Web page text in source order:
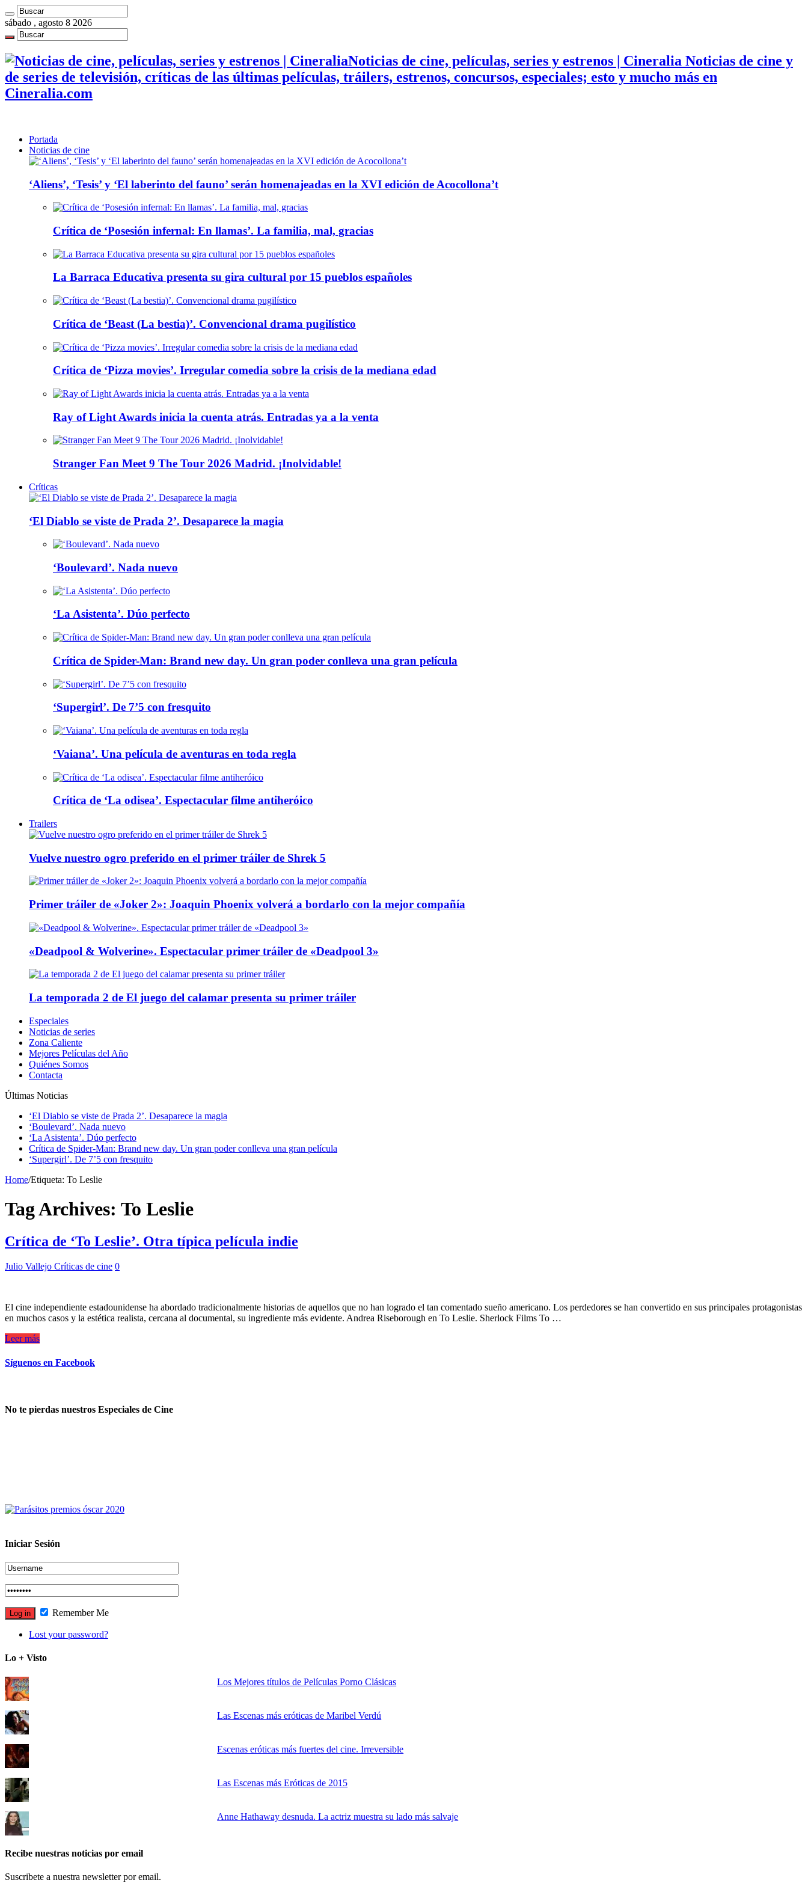
sábado , agosto 8 2026
Noticias de cine, películas, series y estrenos | Cineralia Noticias de cine y
de series de televisión, críticas de las últimas películas, tráilers, estrenos, concursos, especiales; esto y mucho más en
Cineralia.com
Portada
Noticias de cine
‘Aliens’, ‘Tesis’ y ‘El laberinto del fauno’ serán homenajeadas en la XVI edición de Acocollona’t
Crítica de ‘Posesión infernal: En llamas’. La familia, mal, gracias
La Barraca Educativa presenta su gira cultural por 15 pueblos españoles
Crítica de ‘Beast (La bestia)’. Convencional drama pugilístico
Crítica de ‘Pizza movies’. Irregular comedia sobre la crisis de la mediana edad
Ray of Light Awards inicia la cuenta atrás. Entradas ya a la venta
Stranger Fan Meet 9 The Tour 2026 Madrid. ¡Inolvidable!
Críticas
‘El Diablo se viste de Prada 2’. Desaparece la magia
‘Boulevard’. Nada nuevo
‘La Asistenta’. Dúo perfecto
Crítica de Spider-Man: Brand new day. Un gran poder conlleva una gran película
‘Supergirl’. De 7’5 con fresquito
‘Vaiana’. Una película de aventuras en toda regla
Crítica de ‘La odisea’. Espectacular filme antiheróico
Trailers
Vuelve nuestro ogro preferido en el primer tráiler de Shrek 5
Primer tráiler de «Joker 2»: Joaquin Phoenix volverá a bordarlo con la mejor compañía
«Deadpool & Wolverine». Espectacular primer tráiler de «Deadpool 3»
La temporada 2 de El juego del calamar presenta su primer tráiler
Especiales
Noticias de series
Zona Caliente
Mejores Películas del Año
Quiénes Somos
Contacta
Últimas Noticias
‘El Diablo se viste de Prada 2’. Desaparece la magia
‘Boulevard’. Nada nuevo
‘La Asistenta’. Dúo perfecto
Crítica de Spider-Man: Brand new day. Un gran poder conlleva una gran película
‘Supergirl’. De 7’5 con fresquito
Home/Etiqueta: To Leslie
Tag Archives: To Leslie
Crítica de ‘To Leslie’. Otra típica película indie
Julio Vallejo Críticas de cine 0
El cine independiente estadounidense ha abordado tradicionalmente historias de aquellos que no han logrado el tan comentado sueño americano. Los perdedores se han convertido en sus principales protagonistas
en muchos casos y la estética realista, cercana al documental, su ingrediente más evidente. Andrea Riseborough en To Leslie. Sherlock Films To …
Leer más
Síguenos en Facebook
No te pierdas nuestros Especiales de Cine
Iniciar Sesión
Remember Me
Lost your password?
Lo + Visto
Los Mejores títulos de Películas Porno Clásicas
Las Escenas más eróticas de Maribel Verdú
Escenas eróticas más fuertes del cine. Irreversible
Las Escenas más Eróticas de 2015
Anne Hathaway desnuda. La actriz muestra su lado más salvaje
Recibe nuestras noticias por email
Suscribete a nuestra newsletter por email.